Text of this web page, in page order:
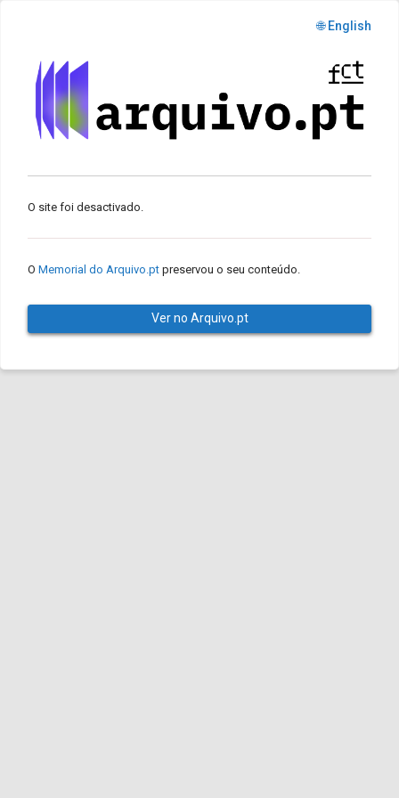
🌐 English
O site foi desactivado.
O Memorial do Arquivo.pt preservou o seu conteúdo.
Ver no Arquivo.pt